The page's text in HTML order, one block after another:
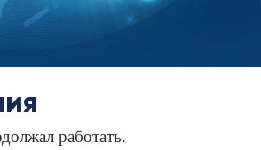
работать.